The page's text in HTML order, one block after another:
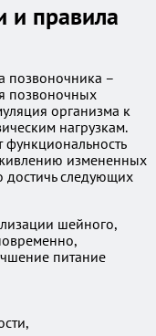
и правила
позвоночника –
позвоночных
организма к
нагрузкам.
функциональность
измененных
достичь следующих
шейного,
питание